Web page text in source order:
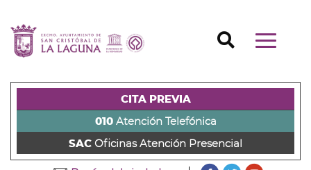
contenido
principal
página
s)
a
la
la
+
Ir
al
la
+
Ir
principal
u)
Mostrar/
Buscador
CITA PREVIA
010Atención Telefónica
SAC Oficinas Atención Presencial